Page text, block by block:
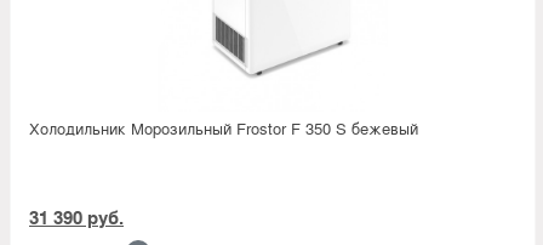
Холодильник Морозильный Frostor F 350 S бежевый
31 390 руб.